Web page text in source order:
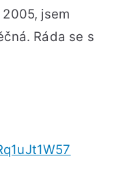
jsem
Ráda se s